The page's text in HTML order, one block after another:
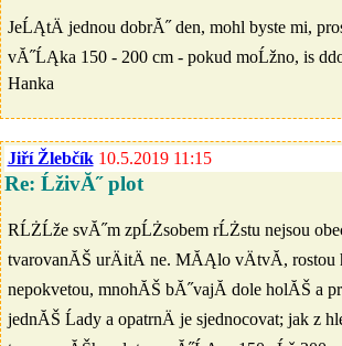
JeĹĄtÄ jednou dobrĂ˝ den, mohl byste mi,
vĂ˝ĹĄka 150 - 200 cm - pokud moĹžno, is
Hanka
Jiří Žlebčík 10.5.2019 11:15
Re: ĹživĂ˝ plot
RĹŻĹže svĂ˝m zpĹŻsobem rĹŻstu nejsou
tvarovanĂŠ urÄitÄ ne. MĂĄlo vÄtvĂ­, rostou
nepokvetou, mnohĂŠ bĂ˝vajĂ­ dole holĂŠ a
jednĂŠ Ĺady a opatrnÄ je sjednocovat; jak